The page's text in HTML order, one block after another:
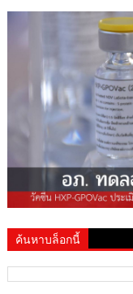
ค้นหาบล็อกนี้